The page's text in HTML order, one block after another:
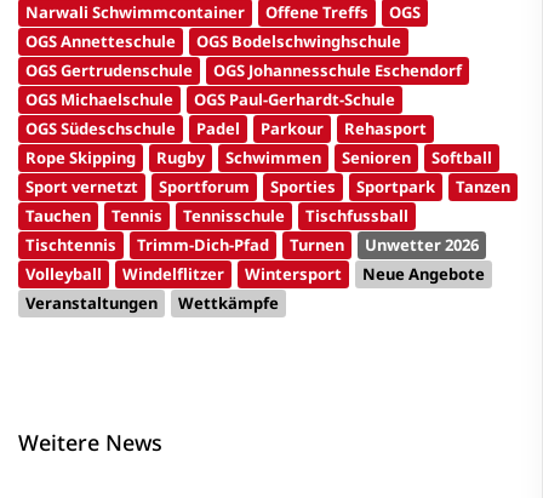
Narwali Schwimmcontainer
Offene Treffs
OGS
OGS Annetteschule
OGS Bodelschwinghschule
OGS Gertrudenschule
OGS Johannesschule Eschendorf
OGS Michaelschule
OGS Paul-Gerhardt-Schule
OGS Südeschschule
Padel Parkour
Rehasport
Rope Skipping
Rugby Schwimmen Senioren
Softball
Sport vernetzt
Sportforum Sporties Sportpark
Tanzen
Tauchen
Tennis Tennisschule
Tischfussball
Tischtennis
Trimm-Dich-Pfad Turnen
Unwetter 2026
Volleyball
Windelflitzer Wintersport
Neue Angebote
Veranstaltungen
Wettkämpfe
Weitere News